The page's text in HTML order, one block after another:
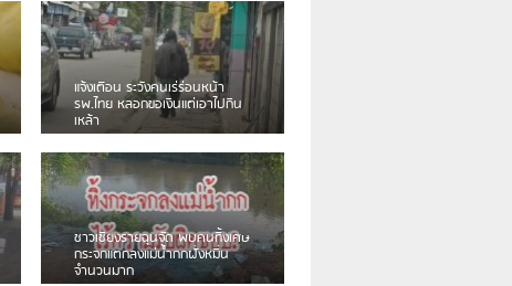
เดือนร้อน! ชาวเชียงรายบ่นรถ
Isuzu สีขาวซิ่งบายพาสเสียงดัง
สร้างความรำคาญ
ชาวผาลั้ง โวย ไร้หน่วยงานดูแล
ดินสไลด์ ต้องจัดการกันเอง